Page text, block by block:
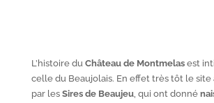
L’histoire duChâteau de Montmelasest
celle du Beaujolais. En effet très tôt le site
par les Sires de Beaujeu, qui ont donné